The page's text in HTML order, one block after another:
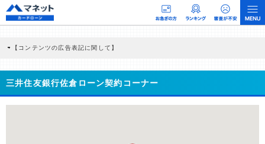
【コンテンツの広告表記に関して】
商品を根拠なくPRするものではなく、当編集部の調査／ユーザーへの口コミ収集な
どに基づき、公平性を担保した情報提供を行っています。
>提携企業一覧
三井住友銀行佐倉ローン契約コーナー